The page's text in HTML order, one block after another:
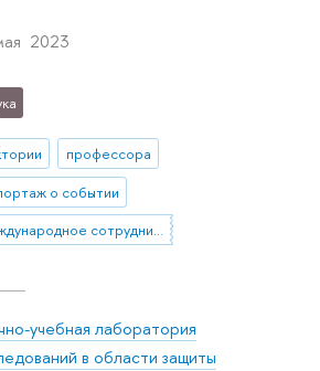
2023
профессора
о событии
международное сотрудничество
учебная лаборатория
в области защиты